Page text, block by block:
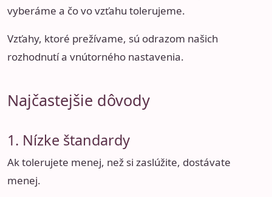
vyberáme a čo vo vzťahu tolerujeme.
Vzťahy, ktoré prežívame, sú odrazom našich
rozhodnutí a vnútorného nastavenia.
Najčastejšie dôvody
1. Nízke štandardy
Ak tolerujete menej, než si zaslúžite, dostávate
menej.